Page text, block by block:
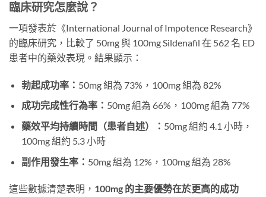
臨床研究怎麼說？
一項發表於《International Journal of Impotence Research》
的臨床研究，比較了 50mg 與 100mg Sildenafil 在 562 名 ED
患者中的藥效表現。結果顯示：
勃起成功率： 50mg 組為 73%，100mg 組為 82%
成功完成性行為率： 50mg 組為 66%，100mg 組為 77%
藥效平均持續時間（患者自述）： 50mg 組約 4.1 小時，
100mg 組約 5.3 小時
副作用發生率： 50mg 組為 12%，100mg 組為 28%
這些數據清楚表明， 100mg 的主要優勢在於更高的成功